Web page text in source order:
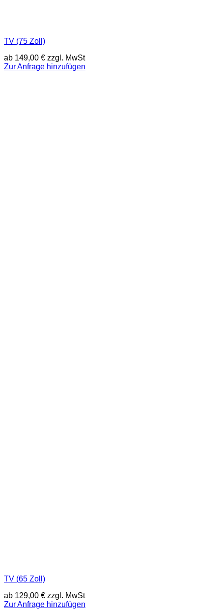
TV (75 Zoll)
ab 149,00 € zzgl. MwSt
Zur Anfrage hinzufügen
TV (65 Zoll)
ab 129,00 € zzgl. MwSt
Zur Anfrage hinzufügen